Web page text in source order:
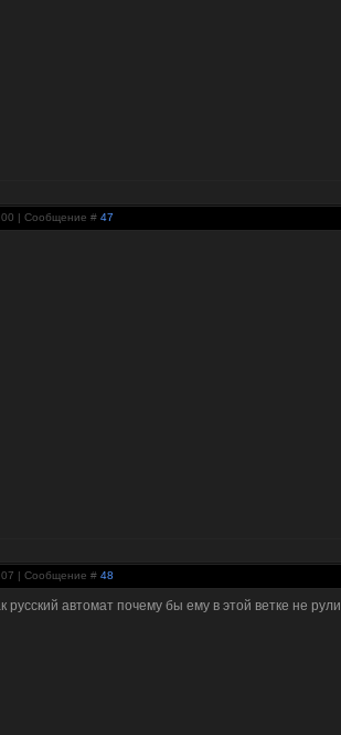
| Сообщение # 47
| Сообщение # 48
русский автомат почему бы ему в этой ветке не